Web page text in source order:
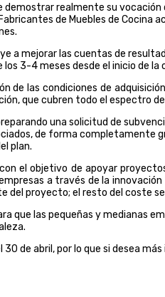
realmente su vocación
de Muebles de Cocina
a mejorar las cuentas de
3-4 meses desde el inicio de la
de las condiciones de
que cubren todo el espectro
una solicitud de
de forma
plan.
el objetivo de apoyar
a través de la
del proyecto; el resto del coste
que las pequeñas y medianas
de abril, por lo que si desea